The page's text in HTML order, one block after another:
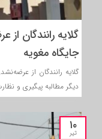
گلایه رانندگان از
جایگاه مغویه
گلایه رانندگان از
دیگر مطالبه پیگیری و
۱۰
تیر